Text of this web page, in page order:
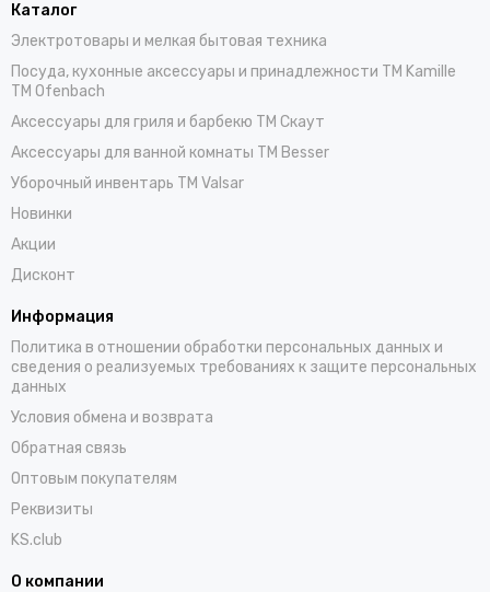
Каталог
Электротовары и мелкая бытовая техника
Посуда, кухонные аксессуары и принадлежности TM Kamille
TM Ofenbach
Аксессуары для гриля и барбекю TM Скаут
Аксессуары для ванной комнаты TM Besser
Уборочный инвентарь TM Valsar
Новинки
Акции
Дисконт
Информация
Политика в отношении обработки персональных данных и
сведения о реализуемых требованиях к защите персональных
данных
Условия обмена и возврата
Обратная связь
Оптовым покупателям
Реквизиты
KS.club
О компании